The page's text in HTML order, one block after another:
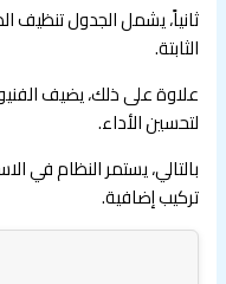
ثانياً، يشمل الجدول تنظيف
الثابتة.
لتحسين الأداء.
بالتالي، يستمر النظام في
تركيب إضافية.